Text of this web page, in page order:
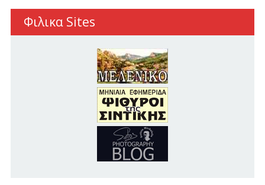
Φιλικα Sites